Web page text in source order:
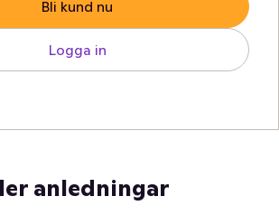
Bli kund nu
Logga in
anledningar